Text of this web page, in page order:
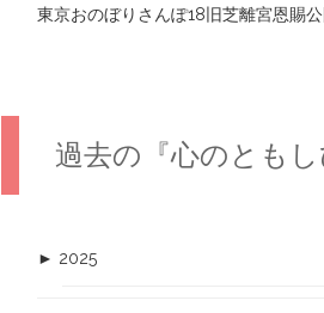
東京おのぼりさんぽ18旧芝離宮恩賜公
過去の『心のともし
► 2025